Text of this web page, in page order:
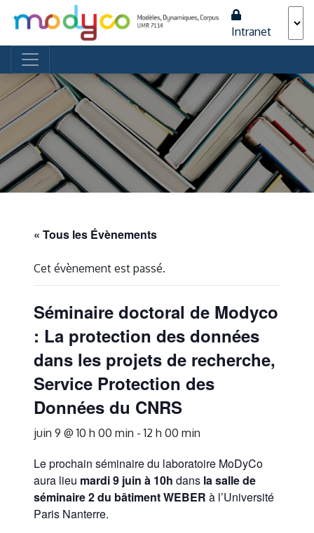
Intranet
Navigation principale
« Tous les Évènements
Cet évènement est passé.
Séminaire doctoral de Modyco
: La protection des données
dans les projets de recherche,
Service Protection des
Données du CNRS
juin 9 @ 10 h 00 min -12 h 00 min
Le prochain séminaire du laboratoire MoDyCo
aura lieu mardi 9 juin à 10h dans la salle de
séminaire 2 du bâtiment WEBER à l’Université
Paris Nanterre.